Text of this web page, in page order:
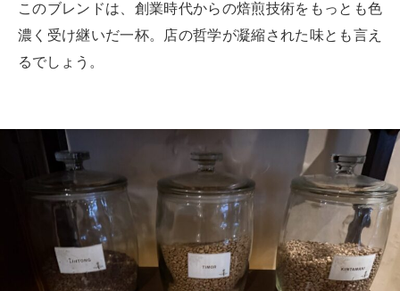
このブレンドは、創業時代からの焙煎技術をもっとも色
濃く受け継いだ一杯。店の哲学が凝縮された味とも言え
るでしょう。